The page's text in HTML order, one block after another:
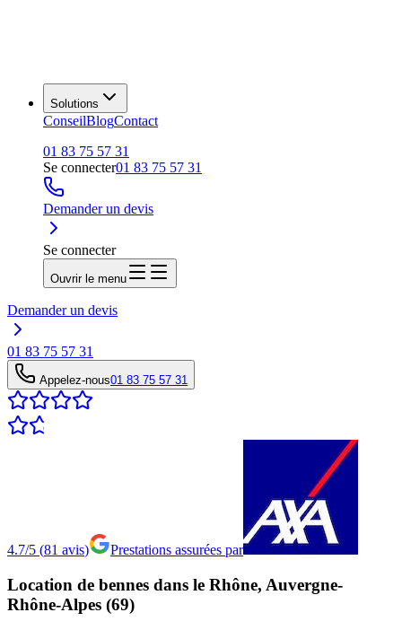
Solutions
ConseilBlogContact
01 83 75 57 31
Se connecter01 83 75 57 31
Demander un devis
Se connecter
Ouvrir le menu
Demander un devis
01 83 75 57 31
Appelez-nous01 83 75 57 31
4.7/5 (81 avis) Prestations assurées par
Location de bennes dans le Rhône, Auvergne-
Rhône-Alpes (69)